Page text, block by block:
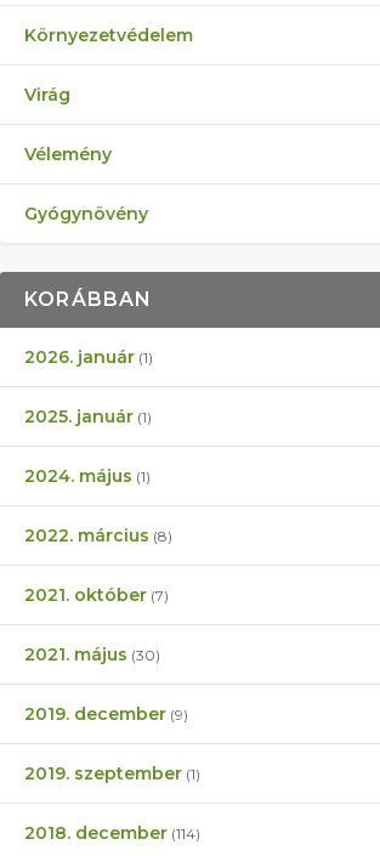
Környezetvédelem
Virág
Vélemény
Gyógynövény
KORÁBBAN
2026. január (1)
2025. január (1)
2024. május (1)
2022. március (8)
2021. október (7)
2021. május (30)
2019. december (9)
2019. szeptember (1)
2018. december (114)